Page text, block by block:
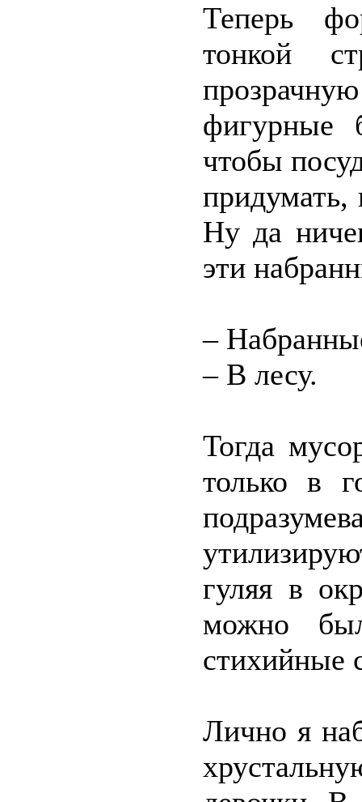
Теперь
тонкой
фигурные
чтобы
придумать,
Ну да
эти
–
– В лесу.
Тогда
только в
гуляя в
можно
стихийные
Лично я